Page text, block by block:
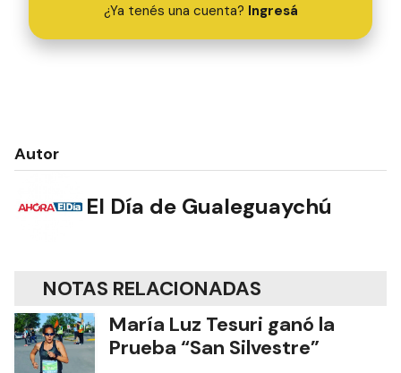
¿Ya tenés una cuenta? Ingresá
Autor
El Día de Gualeguaychú
NOTAS RELACIONADAS
María Luz Tesuri ganó la
Prueba “San Silvestre”